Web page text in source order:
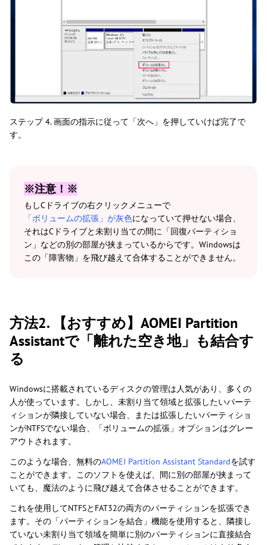
ステップ 4. 画面の指示に従って「次へ」を押していけば完了で
す。
※注意！※
もしCドライブの右クリックメニューで
「ボリュームの拡張」が灰色になっていて押せない場合、
それはCドライブと未割り当ての間に「回復パーティショ
ン」などの別の部屋が挟まっているからです。Windowsは
この「障害物」を飛び越えて合体することができません。
方法2. 【おすすめ】AOMEI Partition
Assistantで「離れた空き地」も結合す
る
Windowsに搭載されているディスクの管理は人気があり、多くの
人が使っています。しかし、未割り当て領域と拡張したいパーテ
ィションが隣接していない場合、または拡張したいパーティショ
ンがNTFSでない場合、「ボリュームの拡張」オプションはグレー
アウトされます。
このような場合、無料のAOMEI Partition Assistant Standardを試す
ことができます。このソフトを使えば、間に別の部屋が挟まって
いても、魔法のように飛び越えて合体させることができます。
これを使用してNTFSとFAT32の両方のパーティションを拡張でき
ます。その「パーティションを結合」機能を使用すると、隣接し
ていない未割り当て領域を簡単に別のパーティションに直接結合